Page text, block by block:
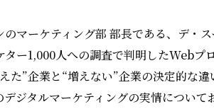
マーケティング部 部長である、デ・
ー1,000人への調査で判明したWebプ
た”企業と“増えない”企業の決定的な
ジタルマーケティングの実情について